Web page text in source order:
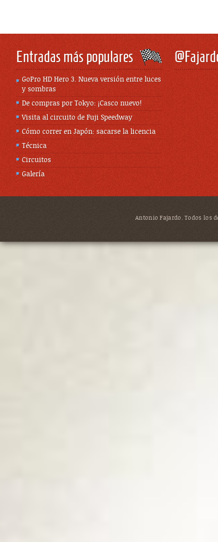
Entradas más populares
GoPro HD Hero 3. Nueva versión entre luces
y sombras
De compras por Tokyo: ¡Casco nuevo!
Visita al circuito de Fuji Speedway
Cómo correr en Japón: sacarse la licencia
Técnica
Circuitos
Galería
Antonio Fajardo. Todos los